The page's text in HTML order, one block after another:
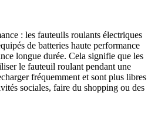
: les fauteuils roulants électriques
de batteries haute performance
longue durée. Cela signifie que les
le fauteuil roulant pendant une
fréquemment et sont plus libres
sociales, faire du shopping ou des